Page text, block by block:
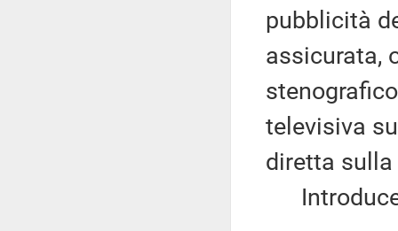
pubblicità
assicurata,
televisiva
diretta sulla